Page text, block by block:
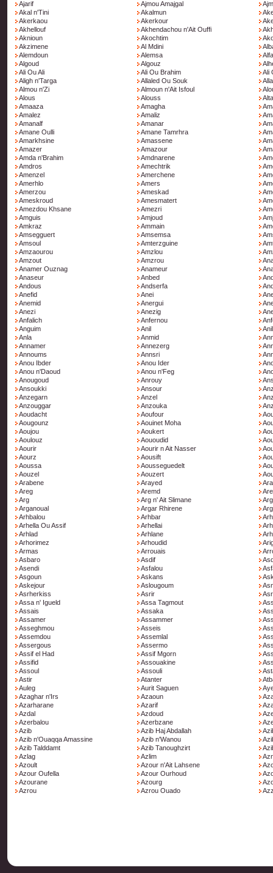
Ajarif Ajmou Amajgal
Akal n'Tini
Akalmun
Akerkaou
Akerkour
Akhellouf
Akhendachou n'Ait Ouffi
Aknioun
Akochtim
Akzimene
Al Mdini
Alemdoun
Alemsa
Algoud
Algouz
Ali Ou Ali
Ali Ou Brahim
Ali
Aligh n'Targa
Allaled Ou Souk
Almou n'Zi
Almoun n'Ait Isfoul
Alous
Alouss
Amaaza
Amagha
Amalez
Amaliz
Amanalf
Amanar
Amane Oulli
Amane Tamrhra
Amarkhsine
Amassene
Amazer
Amazour
Amda n'Brahim
Amdnarene
Amdros
Amechtrik
Amenzel
Amerchene
Amerhlo
Amers
Amerzou
Ameskad
Ameskroud
Amesmatert
Amezdou Khsane
Amezri
Amguis
Amjoud
Amkraz
Ammain
Amsegguert
Amsemsa
Amsoul
Amterzguine
Amzaourou
Amzlou
Amzout
Amzrou
Anamer Ouznag
Anameur
Anaseur
Anbed
Andous
Andserfa
Anefid
Anei
Anemid
Anergui
Anezi
Anezig
Anfalich
Anfernou
Anguim
Anil
Anla
Anmid
Annamer
Annezerg
Annoums
Annsri
Anou Ibder
Anou Ider
Anou n'Daoud
Anou n'Feg
Anougoud
Anrouy
Ansoukki
Ansour
Anzegarn
Anzel
Anzouggar
Anzouka
Aoudacht
Aoufour
Aougounz
Aouinet Moha
Aoujou
Aoukert
Aoulouz
Aououdid
Aourir
Aourir n Ait Nasser
Aourz
Aousift
Aoussa
Aousseguedelt
Aouzel
Aouzert
Arabene
Arayed
Areg
Aremd
Arg
Arg n' Ait Slimane
Arganoual
Argar Rhirene
Arhbalou
Arhbar
Arhella Ou Assif
Arhellai
Arhlad
Arhlane
Arhorimez
Arhoudid
Armas
Arrouais
Asbaro
Asdif
Asendi
Asfalou
Asgoun
Askans
Askejour
Aslougoum
Asrherkiss
Asrir
Assa n' Igueld
Assa Tagmout
Assais
Assaka
Assamer
Assammer
Asseghmou
Asseis
Assemdou
Assemlal
Assergous
Assermo
Assif el Had
Assif Mgorn
Assifid
Assouakine
Assoul
Assouli
Astir
Atanter
Auleg
Aurit Saguen
Azaghar n'Irs
Azaoun
Azarharane
Azarif
Azdal
Azdoud
Azerbalou
Azerbzane
Azib
Azib Haj Abdallah
Azib n'Ouaqqa Amassine
Azib n'Wanou
Azib Talddamt
Azib Tanoughzirt
Azlag
Azlim
Azoult
Azour n'Ait Lahsene
Azour Oufella
Azour Ourhoud
Azourane
Azourg
Azrou
Azrou Ouado